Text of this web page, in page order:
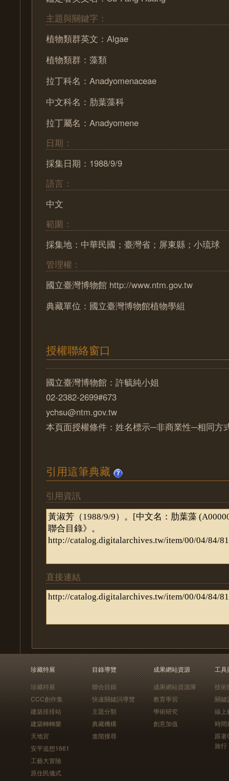
主題與關鍵字：
植物類群英文：Algae
植物類群：藻類
拉丁科名：Anadyomenaceae
中文科名：肋葉藻科
拉丁屬名：Anadyomene
日期：
採集日期：1988/9/9
語言：
中文
範圍：
採集地：中華民國；臺灣省；屏東縣；小琉球
管理權：
國立臺灣博物館 http://www.ntm.gov.tw
典藏單位：國立臺灣博物館植物學組
授權聯絡窗口
國立臺灣博物館：許毓純小姐
02-2382-2699#673
ychsu@ntm.gov.tw
本頁面授權條件：姓名標示─非商業性─相同方
引用這筆典藏
引用資訊
直接連結
珍藏特展
珍藏特展
CCC創作集
建築排排站
建築轉轉樂
天地宮
安平追想1661
工藝大冒險
原住民儀式
目錄導覽
聯合目錄
快速關鍵詞導覽
主題分類
典藏機構
進階搜尋
成果網站資源
成果網站資源庫
教育學習
學術研究
創意加值
工具
技術
關鍵
線上
時間
跟
旅行